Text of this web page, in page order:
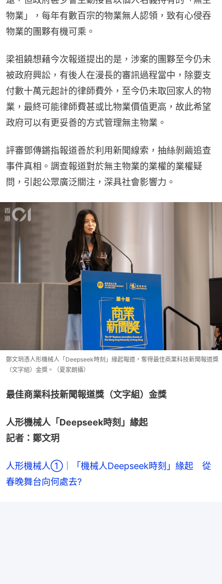
物業」，每年有數百宗的物業無人認領，致有心侵吞
物業的團夥有機可乘。
梁祖饒想藉今次報道提出的是，涉案的團夥至今仍未
被政府興訟，有後人在漫長的審訊過程當中，除要支
付數十萬元起計的律師費外，至今仍未取回家人的物
業，最終可能律師費甚或比物業價值更高，故此希望
政府可以有更妥善的方式管理無主物業。
評審鄧傳鏘指報道善於利用新聞線索，抽絲剝繭追查
事件真相。調查報道對於無主物業的業權的業權疑
問，引起公眾廣泛關注，深具社會影響力。
鄭文玥憑人形機械人「Deepseek時刻」緣起報道，奪得最佳商業科技新聞報道獎
（文字組）金獎。（夏家朗攝）
最佳商業科技新聞報道獎（文字組）金獎
人形機械人「Deepseek時刻」緣起
記者：鄭文玥
人形機械人①｜「機械人Deepseek時刻」緣起　從
春晚舞台向何處去?